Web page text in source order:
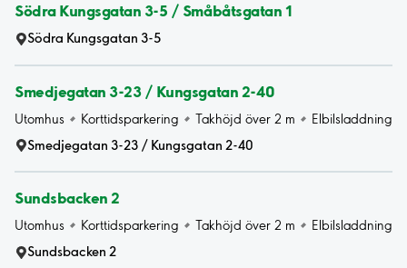
Södra Kungsgatan 3-5 / Småbåtsgatan 1
Södra Kungsgatan 3-5
Smedjegatan 3-23 / Kungsgatan 2-40
Utomhus Korttidsparkering Takhöjd över 2 m
Elbilsladdning
Smedjegatan 3-23 / Kungsgatan 2-40
Sundsbacken 2
Utomhus Korttidsparkering Takhöjd över 2 m
Elbilsladdning
Sundsbacken 2